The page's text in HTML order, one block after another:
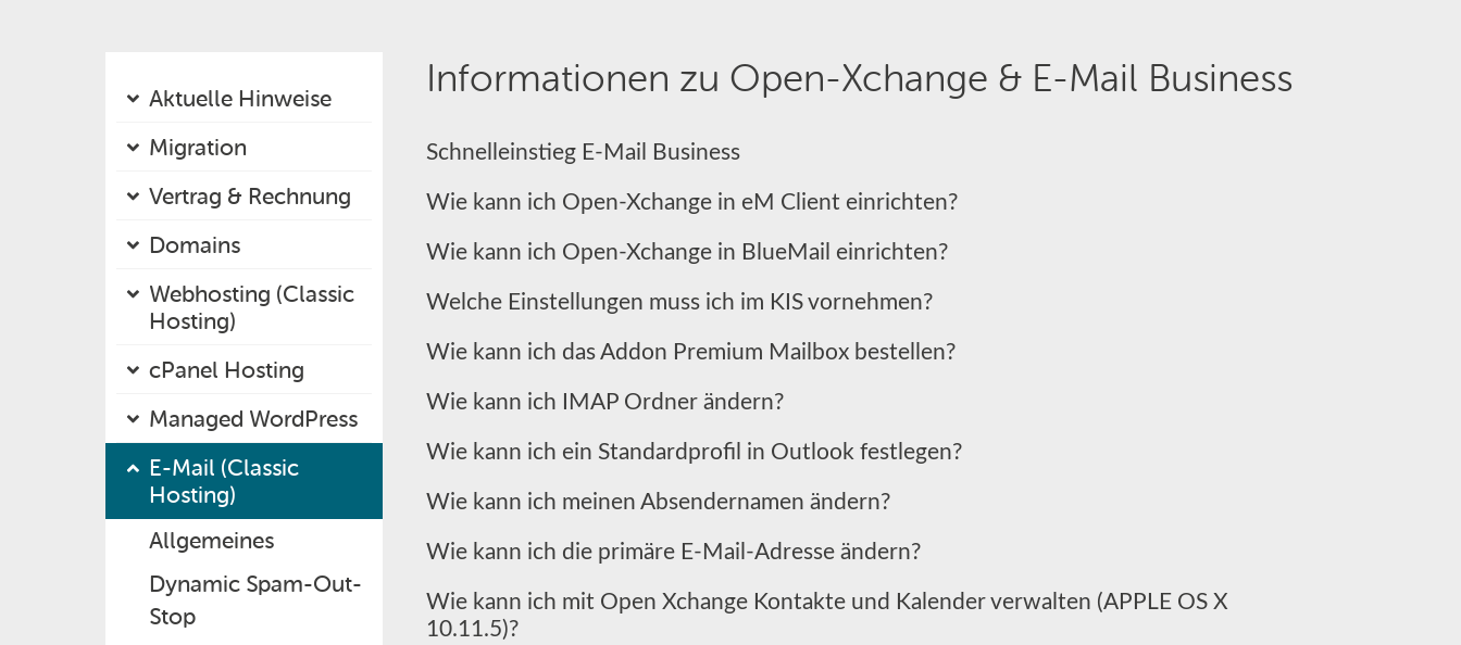
Aktuelle Hinweise
Migration
Vertrag & Rechnung
Domains
Webhosting (Classic
Hosting)
cPanel Hosting
Managed WordPress
E-Mail (Classic
Hosting)
Allgemeines
Dynamic Spam-Out-
Stop
Informationen zu Open-Xchange & E-Mail Business
Schnelleinstieg E-Mail Business
Wie kann ich Open-Xchange in eM Client einrichten?
Wie kann ich Open-Xchange in BlueMail einrichten?
Welche Einstellungen muss ich im KIS vornehmen?
Wie kann ich das Addon Premium Mailbox bestellen?
Wie kann ich IMAP Ordner ändern?
Wie kann ich ein Standardprofil in Outlook festlegen?
Wie kann ich meinen Absendernamen ändern?
Wie kann ich die primäre E-Mail-Adresse ändern?
Wie kann ich mit Open Xchange Kontakte und Kalender verwalten (APPLE OS X
10.11.5)?